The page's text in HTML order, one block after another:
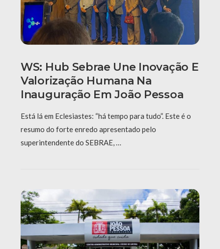
WS: Hub Sebrae Une Inovação E
Valorização Humana Na
Inauguração Em João Pessoa
Está lá em Eclesiastes: “há tempo para tudo”. Este é o
resumo do forte enredo apresentado pelo
superintendente do SEBRAE, …